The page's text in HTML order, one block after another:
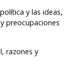
y las ideas,
preocupaciones
razones y